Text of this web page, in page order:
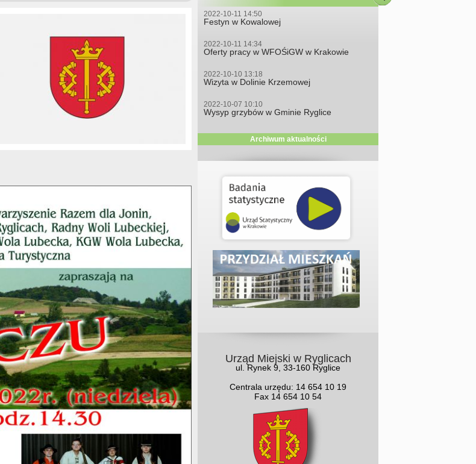
2022-10-11 14:50
Festyn w Kowalowej
2022-10-11 14:34
Oferty pracy w WFOŚiGW w Krakowie
2022-10-10 13:18
Wizyta w Dolinie Krzemowej
2022-10-07 10:10
Wysyp grzybów w Gminie Ryglice
Archiwum aktualności
Urząd Miejski w Ryglicach
ul. Rynek 9, 33-160 Ryglice
Centrala urzędu: 14 654 10 19
Fax 14 654 10 54